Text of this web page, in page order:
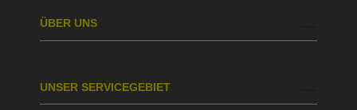
ÜBER UNS
UNSER SERVICEGEBIET